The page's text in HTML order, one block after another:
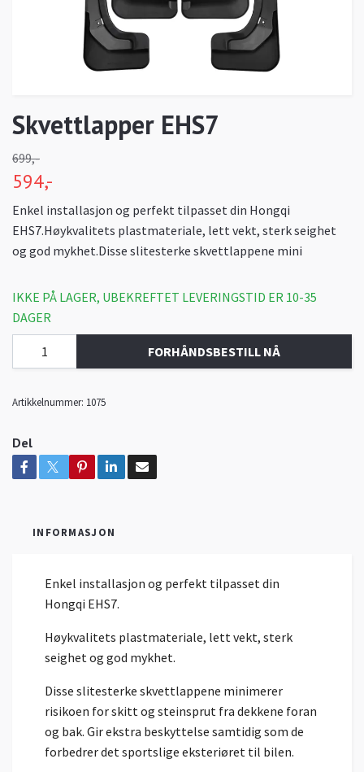
Skvettlapper EHS7
699,-
594,-
Enkel installasjon og perfekt tilpasset din Hongqi
EHS7.Høykvalitets plastmateriale, lett vekt, sterk seighet
og god mykhet.Disse slitesterke skvettlappene mini
IKKE PÅ LAGER, UBEKREFTET LEVERINGSTID ER 10-35
DAGER
FORHÅNDSBESTILL NÅ
Artikkelnummer: 1075
Del
INFORMASJON
Enkel installasjon og perfekt tilpasset din
Hongqi EHS7.
Høykvalitets plastmateriale, lett vekt, sterk
seighet og god mykhet.
Disse slitesterke skvettlappene minimerer
risikoen for skitt og steinsprut fra dekkene foran
og bak. Gir ekstra beskyttelse samtidig som de
forbedrer det sportslige eksteriøret til bilen.